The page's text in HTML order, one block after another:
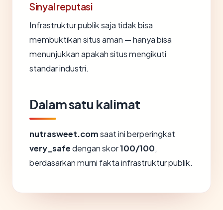
Sinyal reputasi
Infrastruktur publik saja tidak bisa
membuktikan situs aman — hanya bisa
menunjukkan apakah situs mengikuti
standar industri.
Dalam satu kalimat
nutrasweet.comsaat ini berperingkat
very_safedengan skor100/100,
berdasarkan murni fakta infrastruktur publik.